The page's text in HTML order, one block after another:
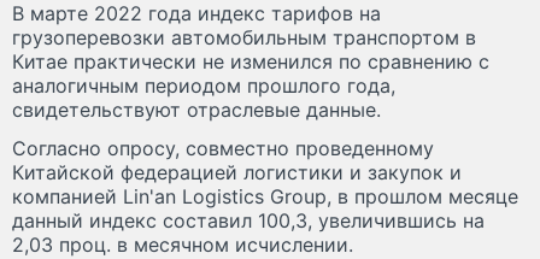
В марте 2022 года индекс тарифов на
грузоперевозки автомобильным транспортом в
Китае практически не изменился по сравнению с
аналогичным периодом прошлого года,
свидетельствуют отраслевые данные.
Согласно опросу, совместно проведенному
Китайской федерацией логистики и закупок и
компанией Lin'an Logistics Group, в прошлом месяце
данный индекс составил 100,3, увеличившись на
2,03 проц. в месячном исчислении.